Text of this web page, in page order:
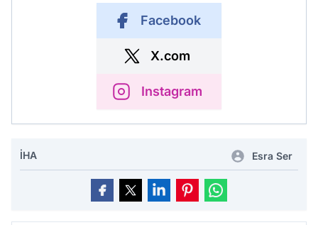
Facebook
X.com
Instagram
İHA Esra Ser